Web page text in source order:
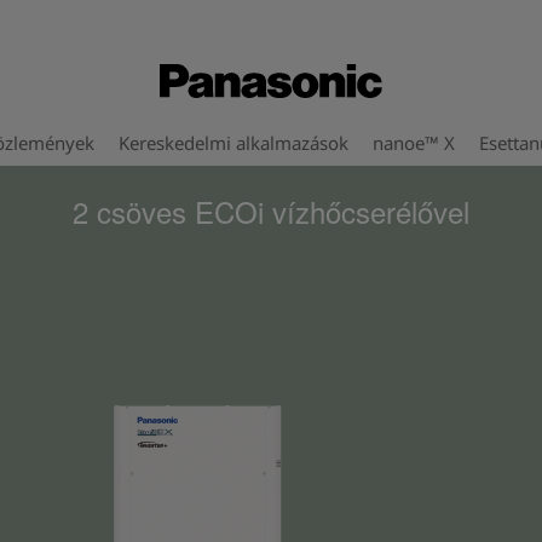
Kereskedelmi alkalmazások nanoe™ X
2 csöves ECOi vízhőcserélővel